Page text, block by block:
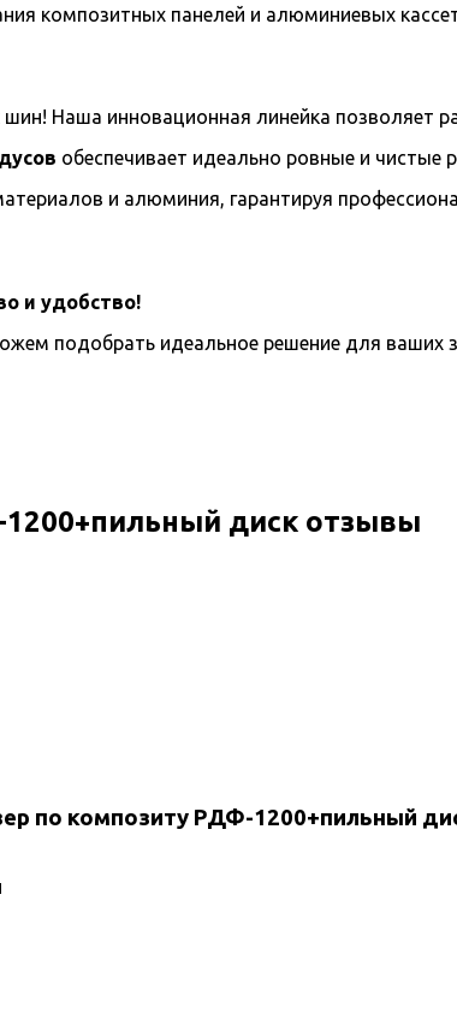
композитных панелей и алюминиевых
Наша инновационная линейка позволяет
обеспечивает идеально ровные и чистые
и алюминия, гарантируя
и удобство!
подобрать идеальное решение для ваших
диск отзывы
по композиту РДФ-1200+пильный